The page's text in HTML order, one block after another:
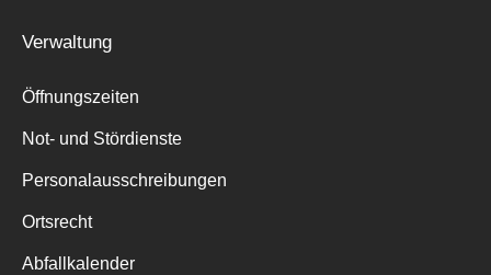
Verwaltung
Öffnungszeiten
Not- und Stördienste
Personalausschreibungen
Ortsrecht
Abfallkalender